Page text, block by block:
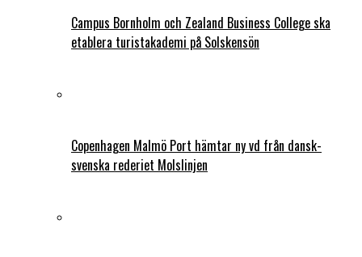
Campus Bornholm och Zealand Business College ska
etablera turistakademi på Solskensön
Copenhagen Malmö Port hämtar ny vd från dansk-
svenska rederiet Molslinjen